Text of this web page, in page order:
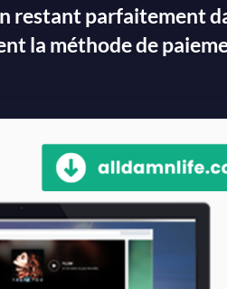
restant parfaitement
la méthode de